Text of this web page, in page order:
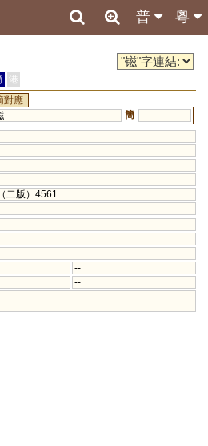
粵
普
港
對應
簡
二版）4561
--
--